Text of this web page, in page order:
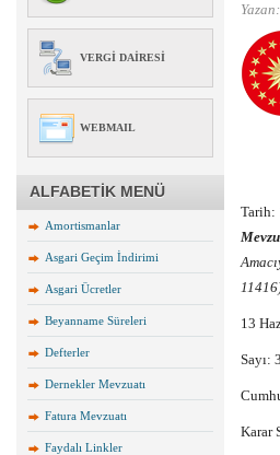
VERGI DAIRESI
WEBMAIL
ALFABETİK MENÜ
Amortismanlar
Asgari Geçim İndirimi
Asgari Ücretler
Beyanname Süreleri
Defterler
Dernekler Mevzuatı
Fatura Mevzuatı
Faydalı Linkler
Yazan:
Tarih:
13
Sayı:
Karar